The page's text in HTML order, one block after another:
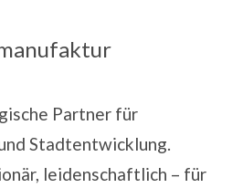
Partner für
Stadtentwicklung.
leidenschaftlich – für